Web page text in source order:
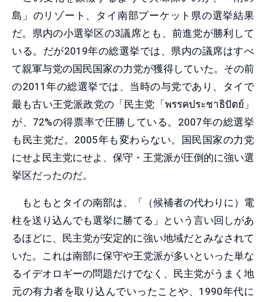
島」のリゾート、タイ南部プーケット県の選挙結果
だ。県内の小選挙区の3議席とも、前進党が勝利して
いる。だが2019年の総選挙では、県内の議席はすべ
て親軍与党の国民国家の力党が獲得していた。その前
の2011年の総選挙では、当時の与党であり、タイで
最も古い王党派政党の「民主党「พรรคประชาธิปัตย์」
が、72%の得票率で圧勝している。2007年の総選挙
も民主党だ。2005年も変わらない。国民国家の力党
にせよ民主党にせよ、保守・王党派が圧倒的に強い選
挙区だったのだ。
もともとタイの南部は、「（候補者の代わりに）電
柱を送り込んでも選挙に勝てる」という言い回しがあ
るほどに、民主党が安定的に強い地域だとみなされて
いた。これは南部に保守や王党派が多いといった単な
るイデオロギーの問題だけでなく、民主党がうまく地
元の有力者を取り込んでいったことや、1990年代に